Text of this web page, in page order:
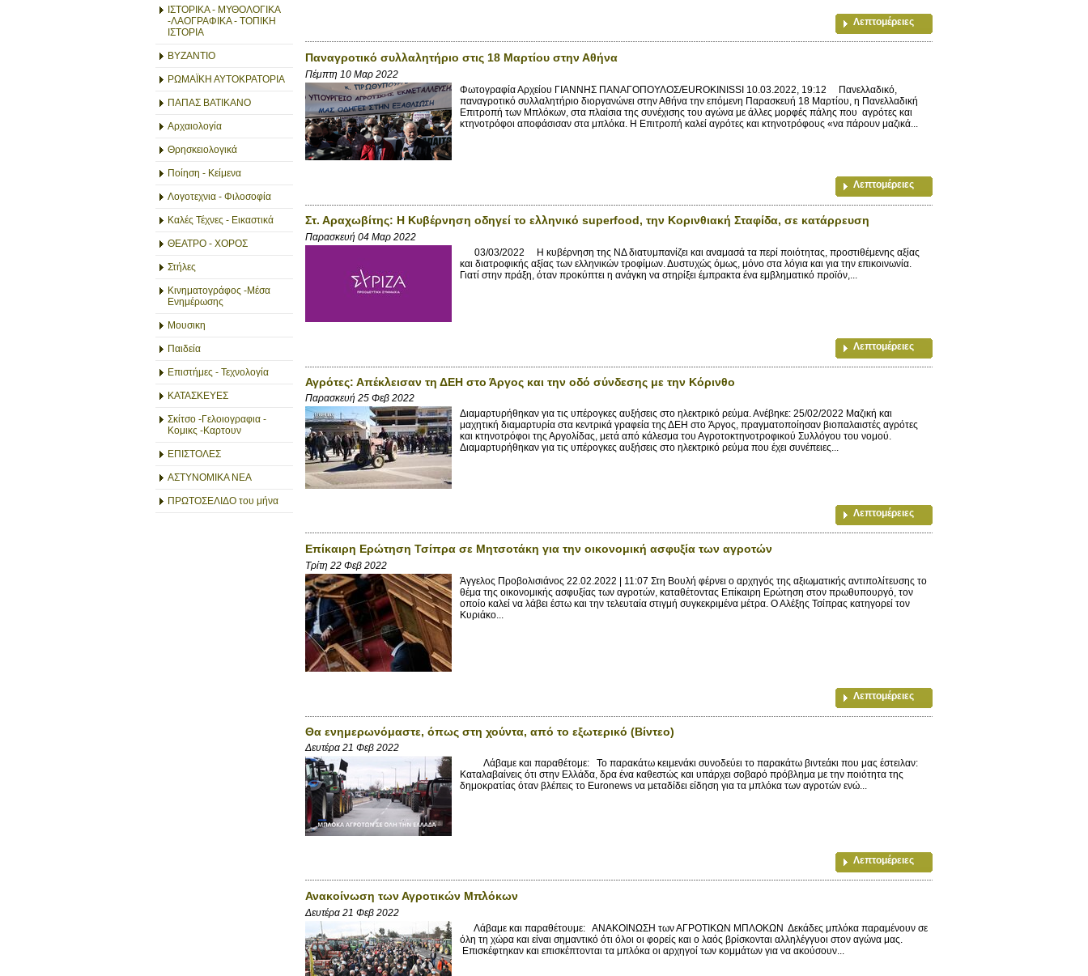
ΙΣΤΟΡΙΚΑ - ΜΥΘΟΛΟΓΙΚΑ
-ΛΑΟΓΡΑΦΙΚΑ - ΤΟΠΙΚΗ
ΙΣΤΟΡΙΑ
ΒΥΖΑΝΤΙΟ
ΡΩΜΑΪΚΗ ΑΥΤΟΚΡΑΤΟΡΙΑ
ΠΑΠΑΣ ΒΑΤΙΚΑΝΟ
Αρχαιολογία
Θρησκειολογικά
Ποίηση - Κείμενα
Λογοτεχνια - Φιλοσοφία
Καλές Τέχνες - Εικαστικά
ΘΕΑΤΡΟ - ΧΟΡΟΣ
Στήλες
Κινηματογράφος -Μέσα
Ενημέρωσης
Μουσικη
Παιδεία
Επιστήμες - Τεχνολογία
ΚΑΤΑΣΚΕΥΕΣ
Σκίτσο -Γελοιογραφια -
Κομικς -Καρτουν
ΕΠΙΣΤΟΛΕΣ
ΑΣΤΥΝΟΜΙΚΑ ΝΕΑ
ΠΡΩΤΟΣΕΛΙΔΟ του μήνα
Λεπτομέρειες
Παναγροτικό συλλαλητήριο στις 18 Μαρτίου στην Αθήνα
Πέμπτη 10 Μαρ 2022
Φωτογραφία Αρχείου ΓΙΑΝΝΗΣ ΠΑΝΑΓΟΠΟΥΛΟΣ/EUROKINISSI 10.03.2022, 19:12 Πανελλαδικό,
παναγροτικό συλλαλητήριο διοργανώνει στην Αθήνα την επόμενη Παρασκευή 18 Μαρτίου, η Πανελλαδική
Επιτροπή των Μπλόκων, στα πλαίσια της συνέχισης του αγώνα με άλλες μορφές πάλης που αγρότες και
κτηνοτρόφοι αποφάσισαν στα μπλόκα. Η Επιτροπή καλεί αγρότες και κτηνοτρόφους «να πάρουν μαζικά...
Λεπτομέρειες
Στ. Αραχωβίτης: Η Κυβέρνηση οδηγεί το ελληνικό superfood, την Κορινθιακή Σταφίδα, σε κατάρρευση
Παρασκευή 04 Μαρ 2022
03/03/2022 H κυβέρνηση της ΝΔ διατυμπανίζει και αναμασά τα περί ποιότητας, προστιθέμενης αξίας
και διατροφικής αξίας των ελληνικών τροφίμων. Δυστυχώς όμως, μόνο στα λόγια και για την επικοινωνία.
Γιατί στην πράξη, όταν προκύπτει η ανάγκη να στηρίξει έμπρακτα ένα εμβληματικό προϊόν,...
Λεπτομέρειες
Αγρότες: Απέκλεισαν τη ΔΕΗ στο Άργος και την οδό σύνδεσης με την Κόρινθο
Παρασκευή 25 Φεβ 2022
Διαμαρτυρήθηκαν για τις υπέρογκες αυξήσεις στο ηλεκτρικό ρεύμα. Ανέβηκε: 25/02/2022 Μαζική και
μαχητική διαμαρτυρία στα κεντρικά γραφεία της ΔΕΗ στο Άργος, πραγματοποίησαν βιοπαλαιστές αγρότες
και κτηνοτρόφοι της Αργολίδας, μετά από κάλεσμα του Αγροτοκτηνοτροφικού Συλλόγου του νομού.
Διαμαρτυρήθηκαν για τις υπέρογκες αυξήσεις στο ηλεκτρικό ρεύμα που έχει συνέπειες...
Λεπτομέρειες
Επίκαιρη Ερώτηση Τσίπρα σε Μητσοτάκη για την οικονομική ασφυξία των αγροτών
Τρίτη 22 Φεβ 2022
Άγγελος Προβολισιάνος 22.02.2022 | 11:07 Στη Βουλή φέρνει ο αρχηγός της αξιωματικής αντιπολίτευσης το
θέμα της οικονομικής ασφυξίας των αγροτών, καταθέτοντας Επίκαιρη Ερώτηση στον πρωθυπουργό, τον
οποίο καλεί να λάβει έστω και την τελευταία στιγμή συγκεκριμένα μέτρα. Ο Αλέξης Τσίπρας κατηγορεί τον
Κυριάκο...
Λεπτομέρειες
Θα ενημερωνόμαστε, όπως στη χούντα, από το εξωτερικό (Βίντεο)
Δευτέρα 21 Φεβ 2022
Λάβαμε και παραθέτομε: Το παρακάτω κειμενάκι συνοδεύει το παρακάτω βιντεάκι που μας έστειλαν:
Καταλαβαίνεις ότι στην Ελλάδα, δρα ένα καθεστώς και υπάρχει σοβαρό πρόβλημα με την ποιότητα της
δημοκρατίας όταν βλέπεις το Euronews να μεταδίδει είδηση για τα μπλόκα των αγροτών ενώ...
Λεπτομέρειες
Ανακοίνωση των Αγροτικών Μπλόκων
Δευτέρα 21 Φεβ 2022
Λάβαμε και παραθέτουμε: ΑΝΑΚΟΙΝΩΣΗ των ΑΓΡΟΤΙΚΩΝ ΜΠΛΟΚΩΝ Δεκάδες μπλόκα παραμένουν σε
όλη τη χώρα και είναι σημαντικό ότι όλοι οι φορείς και ο λαός βρίσκονται αλληλέγγυοι στον αγώνα μας.
Επισκέφτηκαν και επισκέπτονται τα μπλόκα οι αρχηγοί των κομμάτων για να ακούσουν...